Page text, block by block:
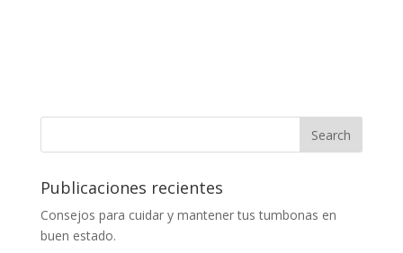
Publicaciones recientes
Consejos para cuidar y mantener tus tumbonas en
buen estado.